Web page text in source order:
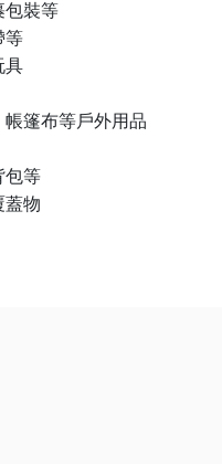
包裝等
等
具
篷布等戶外用品
包等
蓋物